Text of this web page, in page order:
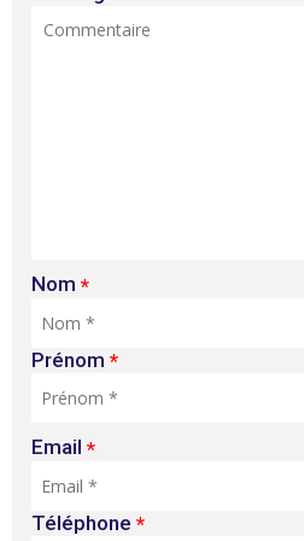
Nom *
Prénom *
Email *
Téléphone *